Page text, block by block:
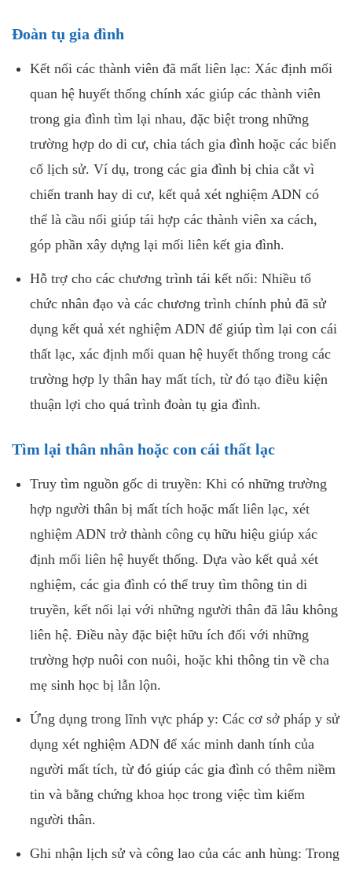
Đoàn tụ gia đình
Kết nối các thành viên đã mất liên lạc: Xác định mối
quan hệ huyết thống chính xác giúp các thành viên
trong gia đình tìm lại nhau, đặc biệt trong những
trường hợp do di cư, chia tách gia đình hoặc các biến
cố lịch sử. Ví dụ, trong các gia đình bị chia cắt vì
chiến tranh hay di cư, kết quả xét nghiệm ADN có
thể là cầu nối giúp tái hợp các thành viên xa cách,
góp phần xây dựng lại mối liên kết gia đình.
Hỗ trợ cho các chương trình tái kết nối: Nhiều tổ
chức nhân đạo và các chương trình chính phủ đã sử
dụng kết quả xét nghiệm ADN để giúp tìm lại con cái
thất lạc, xác định mối quan hệ huyết thống trong các
trường hợp ly thân hay mất tích, từ đó tạo điều kiện
thuận lợi cho quá trình đoàn tụ gia đình.
Tìm lại thân nhân hoặc con cái thất lạc
Truy tìm nguồn gốc di truyền: Khi có những trường
hợp người thân bị mất tích hoặc mất liên lạc, xét
nghiệm ADN trở thành công cụ hữu hiệu giúp xác
định mối liên hệ huyết thống. Dựa vào kết quả xét
nghiệm, các gia đình có thể truy tìm thông tin di
truyền, kết nối lại với những người thân đã lâu không
liên hệ. Điều này đặc biệt hữu ích đối với những
trường hợp nuôi con nuôi, hoặc khi thông tin về cha
mẹ sinh học bị lẫn lộn.
Ứng dụng trong lĩnh vực pháp y: Các cơ sở pháp y sử
dụng xét nghiệm ADN để xác minh danh tính của
người mất tích, từ đó giúp các gia đình có thêm niềm
tin và bằng chứng khoa học trong việc tìm kiếm
người thân.
Ghi nhận lịch sử và công lao của các anh hùng: Trong